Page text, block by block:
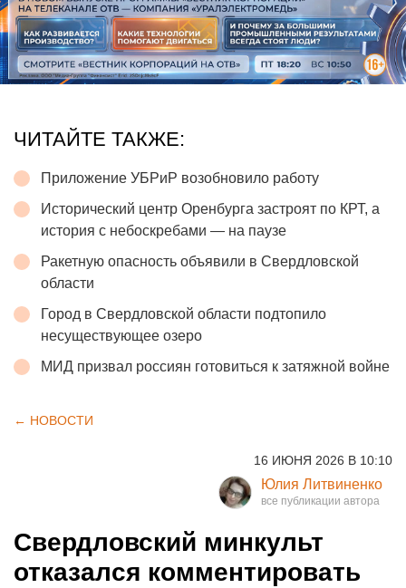
ЧИТАЙТЕ ТАКЖЕ:
Приложение УБРиР возобновило работу
Исторический центр Оренбурга застроят по КРТ, а
история с небоскребами — на паузе
Ракетную опасность объявили в Свердловской
области
Город в Свердловской области подтопило
несуществующее озеро
МИД призвал россиян готовиться к затяжной войне
← НОВОСТИ
16 ИЮНЯ 2026 В 10:10
Юлия Литвиненко
Свердловский минкульт
отказался комментировать